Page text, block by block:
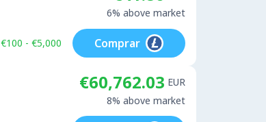
6% above market
€100 - €5,000 Comprar
€60,762.03 EUR
8% above market